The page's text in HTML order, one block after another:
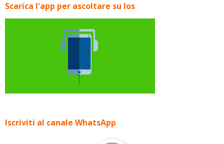
Scarica l'app per ascoltare su Ios
Iscriviti al canale WhatsApp